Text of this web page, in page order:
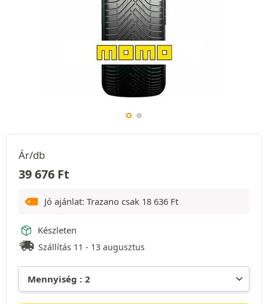
Ár/db
39 676 Ft
Jó ajánlat: Trazano csak 18 636 Ft
Készleten
Szállítás 11 - 13 augusztus